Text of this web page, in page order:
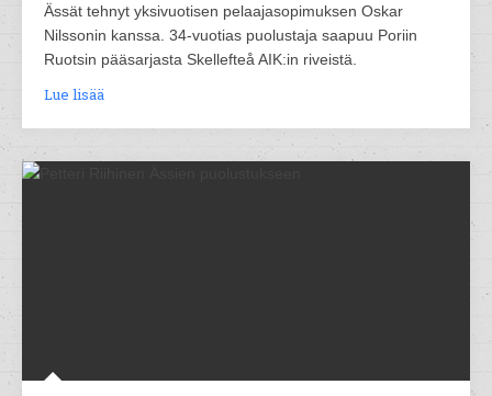
Ässät tehnyt yksivuotisen pelaajasopimuksen Oskar
Nilssonin kanssa. 34-vuotias puolustaja saapuu Poriin
Ruotsin pääsarjasta Skellefteå AIK:in riveistä.
Lue lisää